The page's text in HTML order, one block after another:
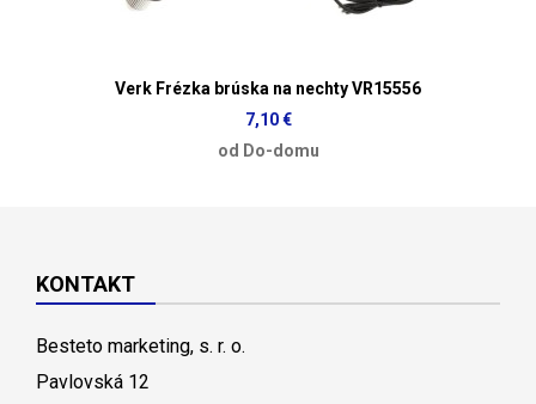
Verk Frézka brúska na nechty VR15556
7,10 €
od Do-domu
KONTAKT
Besteto marketing, s. r. o.
Pavlovská 12